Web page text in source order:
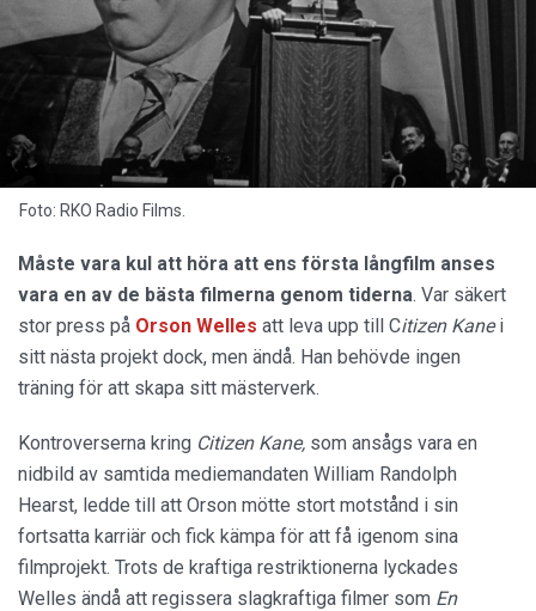
Foto: RKO Radio Films.
Måste vara kul att höra att ens första långfilm anses
vara en av de bästa filmerna genom tiderna. Var säkert
stor press på Orson Welles att leva upp till Citizen Kanei
sitt nästa projekt dock, men ändå. Han behövde ingen
träning för att skapa sitt mästerverk.
Kontroverserna kring Citizen Kane, som ansågs vara en
nidbild av samtida mediemandaten William Randolph
Hearst, ledde till att Orson mötte stort motstånd i sin
fortsatta karriär och fick kämpa för att få igenom sina
filmprojekt. Trots de kraftiga restriktionerna lyckades
Welles ändå att regissera slagkraftiga filmer som En